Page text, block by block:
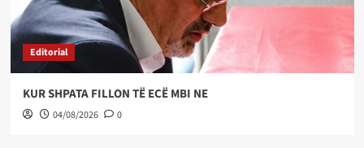
Editorial
KUR SHPATA FILLON TË ECË MBI NE
04/08/2026 0